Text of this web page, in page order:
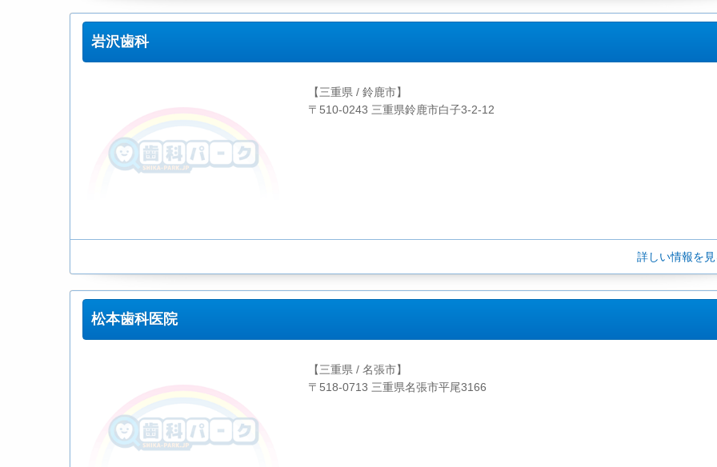
岩沢歯科
【三重県 / 鈴鹿市】
〒510-0243 三重県鈴鹿市白子3-2-12
詳しい情報を
松本歯科医院
【三重県 / 名張市】
〒518-0713 三重県名張市平尾3166